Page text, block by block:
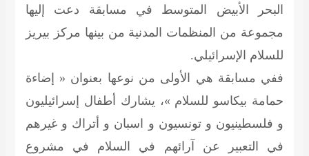
البحر الأبيض المتوسط في مسابقة دعت إليها
مجموعة من المنظمات المدنية من بينها مركز بيريز
للسلام الإسرائيلي.
ففي مسابقة هي الأولى من نوعها بعنوان « إضاءة
حمامة بيكاسو للسلام »، يشارك أطفال إسرائيليون
و فلسطينيون و تونسيون و اسبان و أتراك و غيرهم
في التعبير عن آرائهم في السلام في مشروع